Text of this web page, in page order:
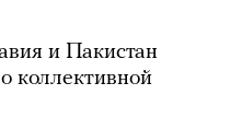
и Пакистан
коллективной